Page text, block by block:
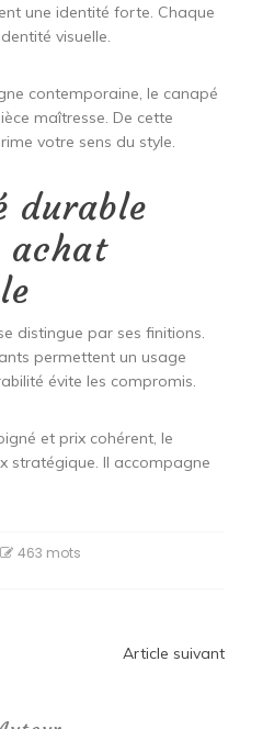
une identité forte. Chaque
visuelle.
contemporaine, le canapé
maîtresse. De cette
votre sens du style.
durable
achat
distingue par ses finitions.
permettent un usage
évite les compromis.
et prix cohérent, le
stratégique. Il accompagne
463 mots
Article suivant